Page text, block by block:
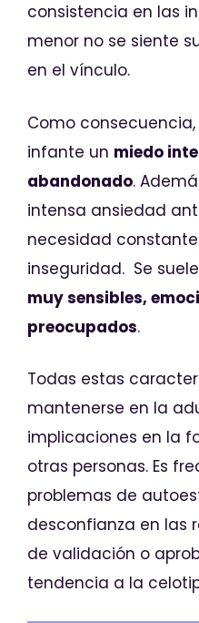
consistencia en las
menor no se siente
en el vínculo.
Como
infante un miedo
abandonado.
intensa ansiedad
necesidad
inseguridad. Se
muy sensibles,
preocupados.
Todas estas
mantenerse en la
implicaciones en la
otras personas. Es
problemas de
desconfianza en las
de validación o
tendencia a la